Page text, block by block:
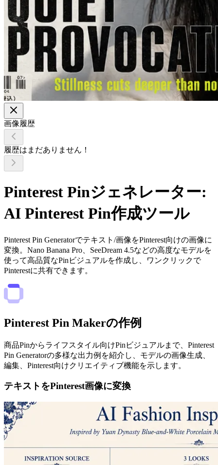
画像履歴
履歴はまだありません！
Pinterest Pinジェネレーター:
AI Pinterest Pin作成ツール
Pinterest Pin Generatorでテキスト/画像をPinterest向けの画像に
変換。Nano Banana Pro、SeeDream 4.5などの高度なモデルを
使って高品質なPinビジュアルを作成し、ワンクリックで
Pinterestに共有できます。
Pinterest Pin Makerの作例
商品Pinからライフスタイル向けPinビジュアルまで、Pinterest
Pin Generatorの多様な出力例を紹介し、モデルの画像生成、
編集、Pinterest向けクリエイティブ機能を示します。
テキストをPinterest画像に変換